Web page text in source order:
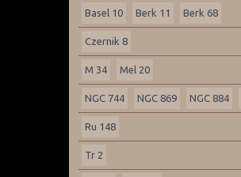
Basel 10 Berk 11 Berk 68
Czernik 8
M 34 Mel 20
NGC 744 NGC 869 NGC 884
Ru 148
Tr 2